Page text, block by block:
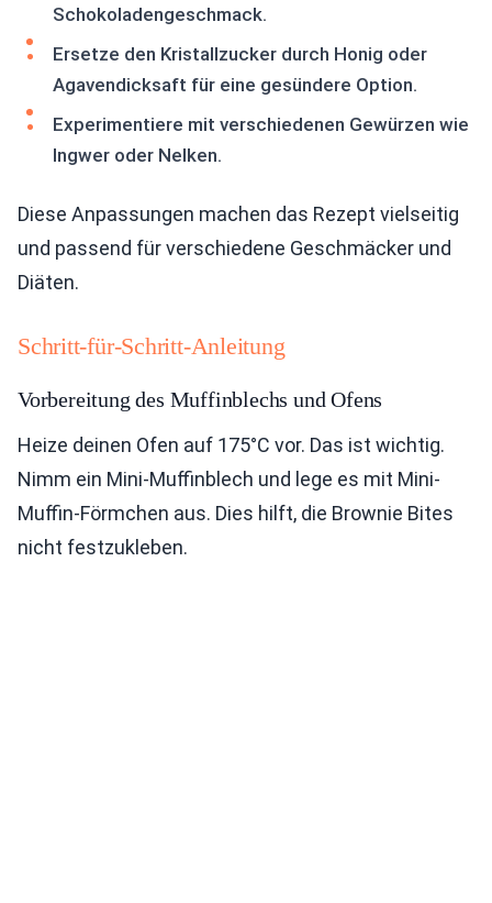
Schokoladengeschmack.
Ersetze den Kristallzucker durch Honig oder
Agavendicksaft für eine gesündere Option.
Experimentiere mit verschiedenen Gewürzen wie
Ingwer oder Nelken.
Diese Anpassungen machen das Rezept vielseitig
und passend für verschiedene Geschmäcker und
Diäten.
Schritt-für-Schritt-Anleitung
Vorbereitung des Muffinblechs und Ofens
Heize deinen Ofen auf 175°C vor. Das ist wichtig.
Nimm ein Mini-Muffinblech und lege es mit Mini-
Muffin-Förmchen aus. Dies hilft, die Brownie Bites
nicht festzukleben.